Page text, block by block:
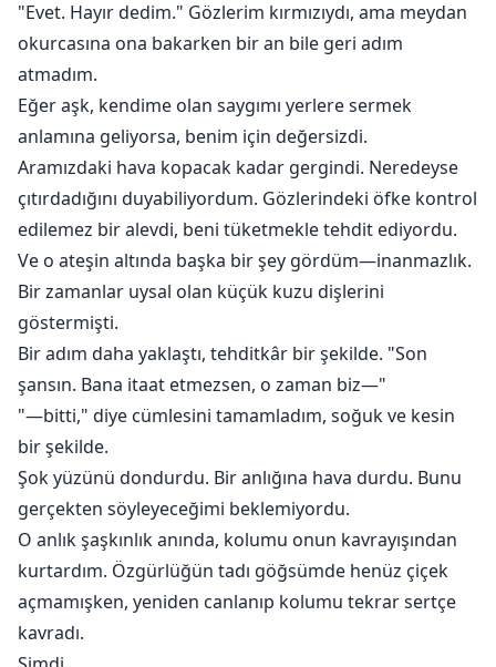
"Evet. Hayır dedim." Gözlerim kırmızıydı, ama meydan
okurcasına ona bakarken bir an bile geri adım
atmadım.
Eğer aşk, kendime olan saygımı yerlere sermek
anlamına geliyorsa, benim için değersizdi.
Aramızdaki hava kopacak kadar gergindi. Neredeyse
çıtırdadığını duyabiliyordum. Gözlerindeki öfke kontrol
edilemez bir alevdi, beni tüketmekle tehdit ediyordu.
Ve o ateşin altında başka bir şey gördüm—inanmazlık.
Bir zamanlar uysal olan küçük kuzu dişlerini
göstermişti.
Bir adım daha yaklaştı, tehditkâr bir şekilde. "Son
şansın. Bana itaat etmezsen, o zaman biz—"
"—bitti," diye cümlesini tamamladım, soğuk ve kesin
bir şekilde.
Şok yüzünü dondurdu. Bir anlığına hava durdu. Bunu
gerçekten söyleyeceğimi beklemiyordu.
O anlık şaşkınlık anında, kolumu onun kavrayışından
kurtardım. Özgürlüğün tadı göğsümde henüz çiçek
açmamışken, yeniden canlanıp kolumu tekrar sertçe
kavradı.